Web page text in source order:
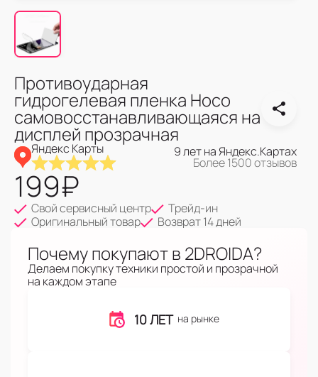
Противоударная
гидрогелевая пленка Hoco
самовосстанавливающаяся на
дисплей прозрачная
Яндекс Карты 9 лет на Яндекс.Картах
Более 1500 отзывов
199₽
Свой сервисный центр
Трейд-ин
Оригинальный товар
Возврат 14 дней
Почему покупают в 2DROIDA?
Делаем покупку техники простой и прозрачной
на каждом этапе
10 ЛЕТ на рынке